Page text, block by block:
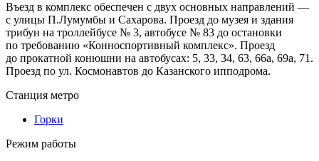
Въезд в комплекс обеспечен с двух основных направлений —
с улицы П.Лумумбы и Сахарова. Проезд до музея и здания
трибун на троллейбусе № 3, автобусе № 83 до остановки
по требованию «Конноспортивный комплекс». Проезд
до прокатной конюшни на автобусах: 5, 33, 34, 63, 66а, 69а, 71.
Проезд по ул. Космонавтов до Казанского ипподрома.
Станция метро
Горки
Режим работы